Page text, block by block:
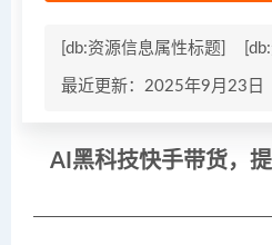
[db:资源信息属性标题]
最近更新：2025年9月23日